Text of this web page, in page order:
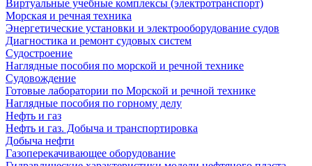
Виртуальные учебные комплексы (электротранспорт)
Морская и речная техника
Энергетические установки и электрооборудование судов
Диагностика и ремонт судовых систем
Судостроение
Наглядные пособия по морской и речной технике
Судовождение
Готовые лаборатории по Морской и речной технике
Наглядные пособия по горному делу
Нефть и газ
Нефть и газ. Добыча и транспортировка
Добыча нефти
Газоперекачивающее оборудование